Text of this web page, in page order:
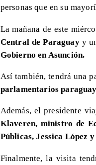
personas que en su
La mañana de este
Central de Paraguayy
Gobierno en Asunción.
Así también, tendrá una
parlamentarios
Además, el presidente
Klaveren, ministro de
Públicas, Jessica López
Finalmente, la visita